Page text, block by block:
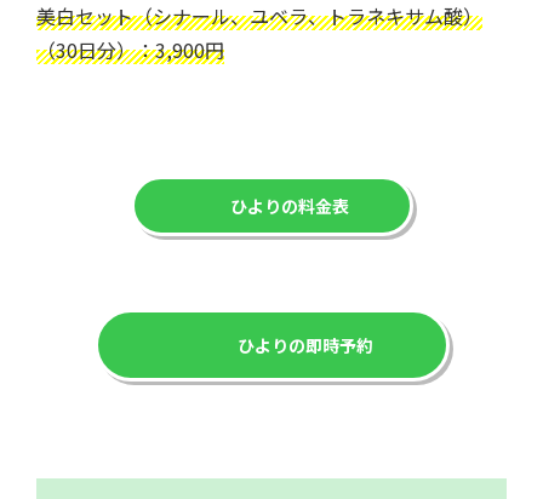
美白セット（シナール、ユベラ、トラネキサム酸）
（30日分）：3,900円
ひよりの料金表
ひよりの即時予約